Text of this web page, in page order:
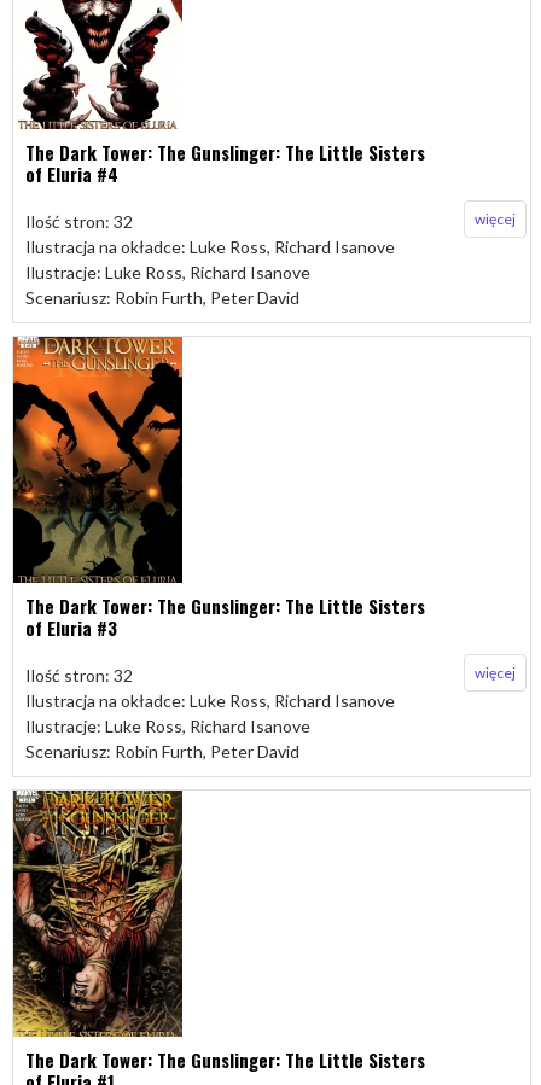
The Dark Tower: The Gunslinger: The Little Sisters
of Eluria #4
Ilość stron: 32
Ilustracja na okładce: Luke Ross, Richard Isanove
Ilustracje: Luke Ross, Richard Isanove
Scenariusz: Robin Furth, Peter David
więcej
The Dark Tower: The Gunslinger: The Little Sisters
of Eluria #3
Ilość stron: 32
Ilustracja na okładce: Luke Ross, Richard Isanove
Ilustracje: Luke Ross, Richard Isanove
Scenariusz: Robin Furth, Peter David
więcej
The Dark Tower: The Gunslinger: The Little Sisters